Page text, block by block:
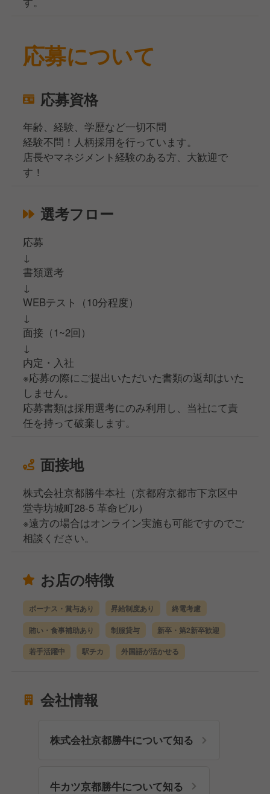
応募について
応募資格
年齢、経験、学歴など一切不問
経験不問！人柄採用を行っています。
店長やマネジメント経験のある方、大歓迎で
す！
選考フロー
応募
↓
書類選考
↓
WEBテスト（10分程度）
↓
面接（1~2回）
↓
内定・入社
※応募の際にご提出いただいた書類の返却はいた
しません。
応募書類は採用選考にのみ利用し、当社にて責
任を持って破棄します。
面接地
株式会社京都勝牛本社（京都府京都市下京区中
堂寺坊城町28-5 革命ビル）
※遠方の場合はオンライン実施も可能ですのでご
相談ください。
お店の特徴
ボーナス・賞与あり 昇給制度あり 終電考慮
賄い・食事補助あり 制服貸与 新卒・第2新卒歓迎
若手活躍中 駅チカ 外国語が活かせる
会社情報
株式会社京都勝牛について知る
牛カツ京都勝牛について知る